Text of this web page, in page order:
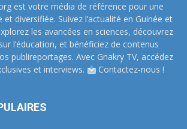
est votre média de référence pour une
diversifiée. Suivez l’actualité en Guinée et
les avancées en sciences, découvrez
l’éducation, et bénéficiez de contenus
publireportages. Avec Gnakry TV, accédez
et interviews.
Contactez-nous !